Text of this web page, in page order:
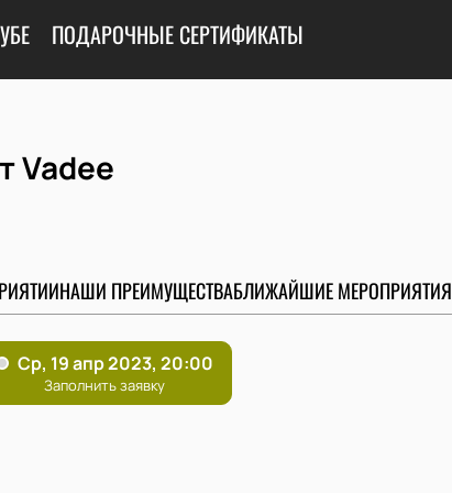
ПОДАРОЧНЫЕ СЕРТИФИКАТЫ
Vadee
НАШИ ПРЕИМУЩЕСТВАБЛИЖАЙШИЕ МЕРОПРИЯТИЯ